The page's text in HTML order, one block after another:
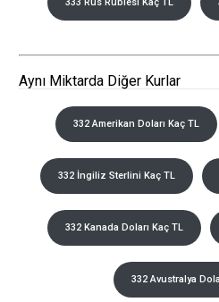
Aynı Miktarda Diğer Kurlar
332 Amerikan Doları Kaç TL
332 İngiliz Sterlini Kaç TL
332 Kanada Doları Kaç TL
332 Avustralya